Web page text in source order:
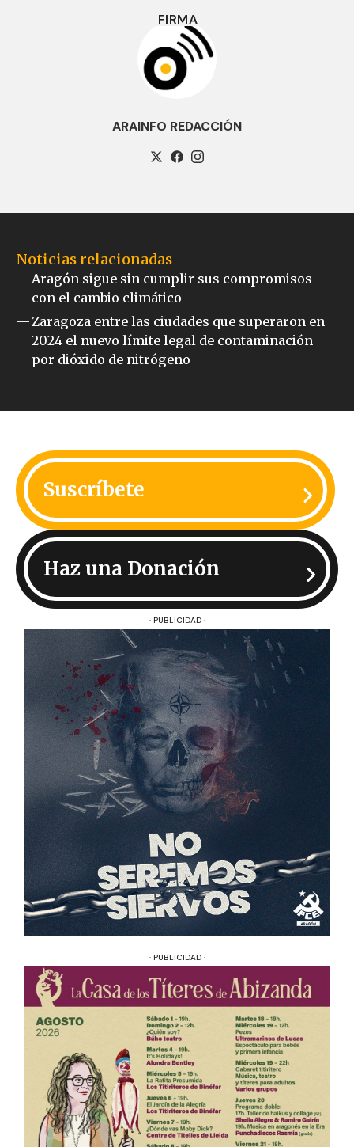
FIRMA
ARAINFO REDACCIÓN
Noticias relacionadas
Aragón sigue sin cumplir sus compromisos
con el cambio climático
Zaragoza entre las ciudades que superaron en
2024 el nuevo límite legal de contaminación
por dióxido de nitrógeno
Suscríbete
Haz una Donación
· PUBLICIDAD ·
· PUBLICIDAD ·